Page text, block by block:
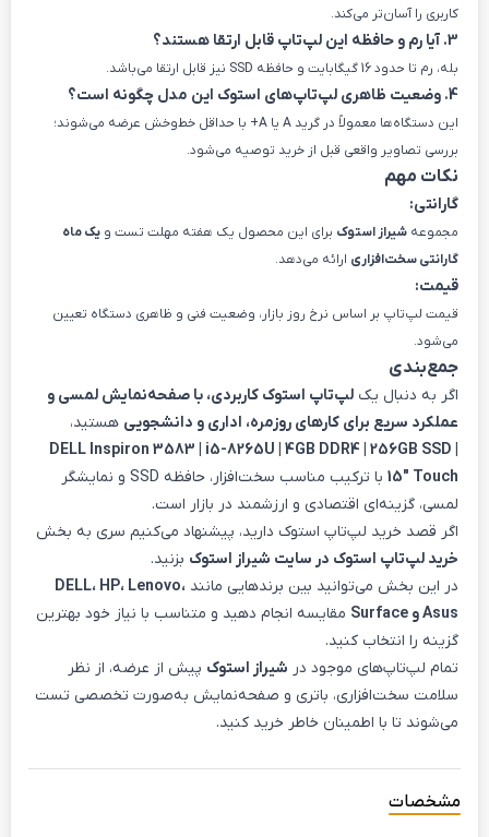
کاربری را آسان‌تر می‌کند.
3. آیا رم و حافظه این لپ‌تاپ قابل ارتقا هستند؟
بله، رم تا حدود 16 گیگابایت و حافظه SSD نیز قابل ارتقا می‌باشد.
4. وضعیت ظاهری لپ‌تاپ‌های استوک این مدل چگونه است؟
این دستگاه‌ها معمولاً در گرید A یا A+ با حداقل خط‌وخش عرضه می‌شوند؛
بررسی تصاویر واقعی قبل از خرید توصیه می‌شود.
نکات مهم
گارانتی:
مجموعه شیراز استوک برای این محصول یک هفته مهلت تست و یک ماه
گارانتی سخت‌افزاری ارائه می‌دهد.
قیمت:
قیمت لپ‌تاپ بر اساس نرخ روز بازار، وضعیت فنی و ظاهری دستگاه تعیین
می‌شود.
جمع‌بندی
اگر به دنبال یک لپ‌تاپ استوک کاربردی، با صفحه‌نمایش لمسی و
عملکرد سریع برای کارهای روزمره، اداری و دانشجویی هستید،
DELL Inspiron 3583 | i5-8265U | 4GB DDR4 | 256GB SSD |
15″ Touch
با ترکیب مناسب سخت‌افزار، حافظه SSD و نمایشگر
لمسی، گزینه‌ای اقتصادی و ارزشمند در بازار است.
اگر قصد خرید لپ‌تاپ استوک دارید، پیشنهاد می‌کنیم سری به بخش
خرید لپ‌تاپ استوک در سایت شیراز استوک بزنید.
در این بخش می‌توانید بین برندهایی مانند DELL، HP، Lenovo،
Asus و Surface
مقایسه انجام دهید و متناسب با نیاز خود بهترین
گزینه را انتخاب کنید.
تمام لپ‌تاپ‌های موجود در شیراز استوک پیش از عرضه، از نظر
سلامت سخت‌افزاری، باتری و صفحه‌نمایش به‌صورت تخصصی تست
می‌شوند تا با اطمینان خاطر خرید کنید.
مشخصات